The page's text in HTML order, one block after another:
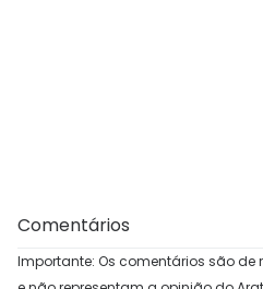
Comentários
Importante: Os comentários são